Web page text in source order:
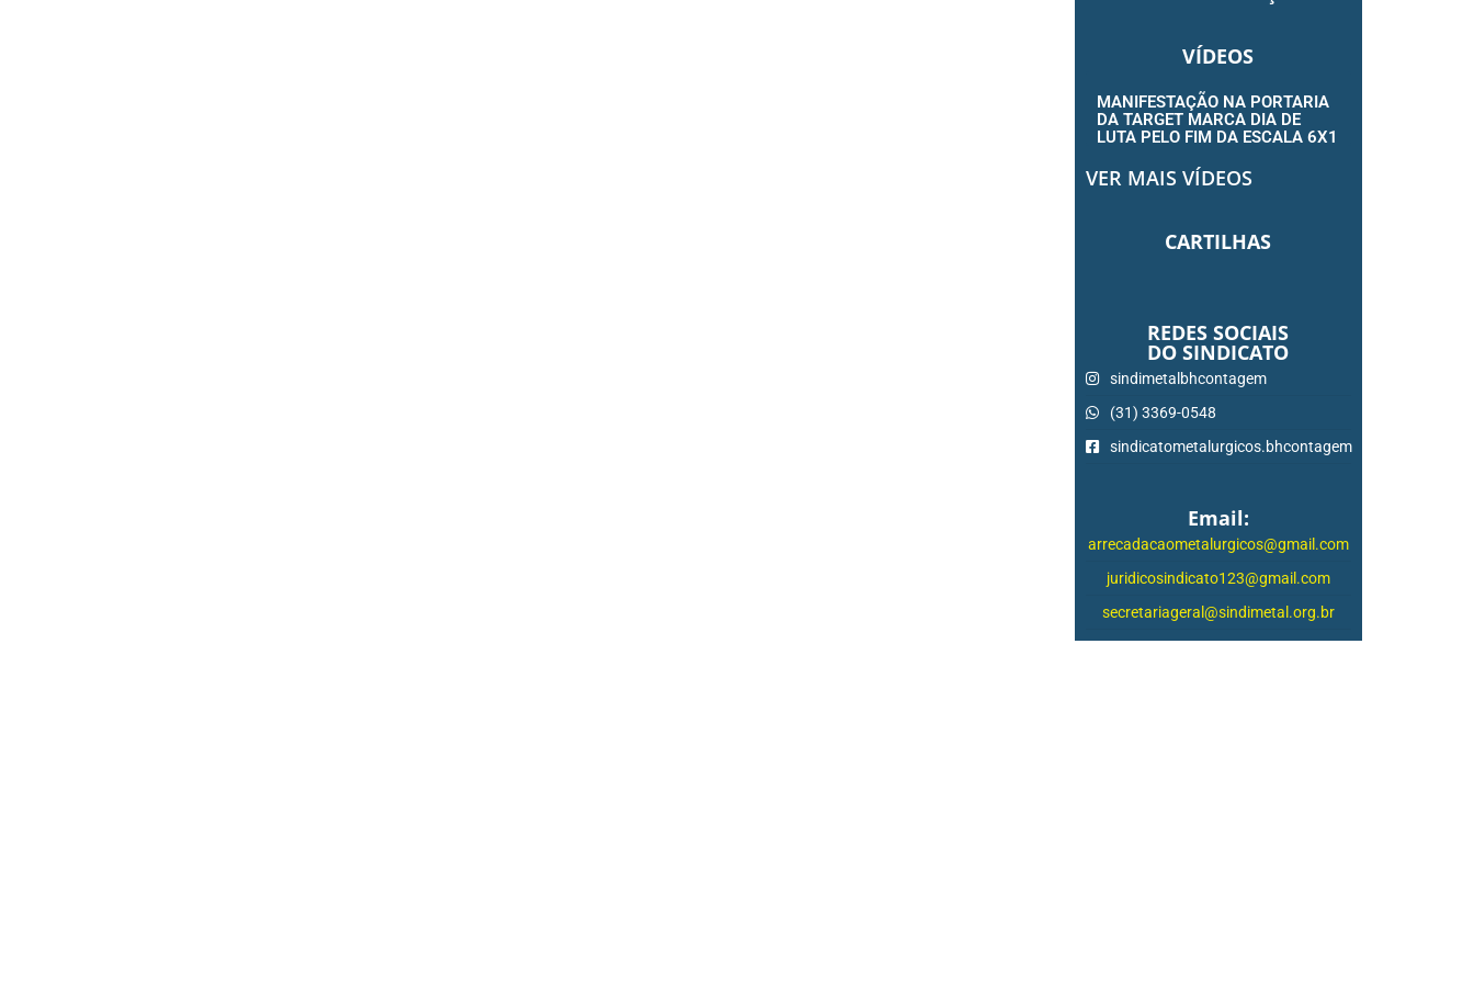
VÍDEOS
MANIFESTAÇÃO NA PORTARIA
DA TARGET MARCA DIA DE
LUTA PELO FIM DA ESCALA 6X1
VER MAIS VÍDEOS
CARTILHAS
REDES SOCIAIS
DO SINDICATO
sindimetalbhcontagem
(31) 3369-0548
sindicatometalurgicos.bhcontagem
Email:
arrecadacaometalurgicos@gmail.com
juridicosindicato123@gmail.com
secretariageral@sindimetal.org.br